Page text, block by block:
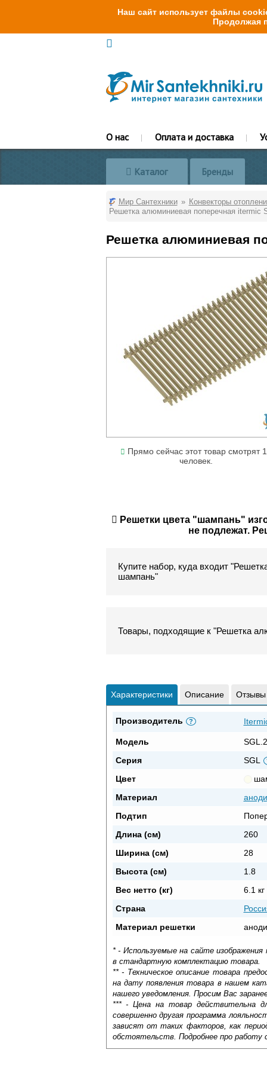
Наш сайт использует файлы
Продолжая
О нас Оплата и доставка
Каталог Бренды
Мир Сантехники Конвекторы
Решетка алюминиевая поперечная itermic
Решетка алюминиевая
Прямо сейчас этот товар смотрят
человек.
Решетки цвета "шампань"
не подлежат.
Купите набор, куда входит
шампань"
Товары, подходящие к "Решетка
Характеристики Описание Отзывы
Производитель ?
Модель
Серия
SGL
Цвет
Материал
Подтип
Длина (см)
260
Ширина (см)
28
Высота (см)
1.8
Вес нетто (кг)
6.1 кг
Страна
Материал решетки
* - Используемые на сайте
в стандартную комплектацию товара.
** - Техническое описание товара
на дату появления товара в нашем
нашего уведомления. Просим Вас
*** - Цена на товар действительна
совершенно другая программа
зависят от таких факторов, как
обстоятельств. Подробнее про